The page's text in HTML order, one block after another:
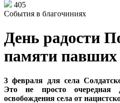
405
События в благочиниях
День радости
памяти павших
3 февраля для села
Это не просто очередная
освобождения села от